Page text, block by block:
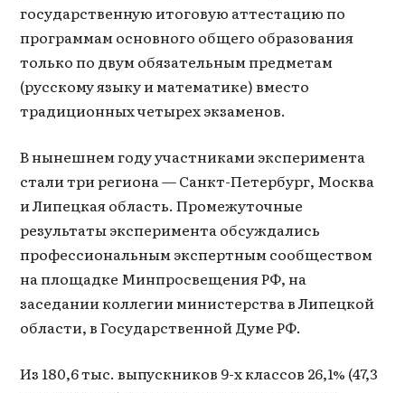
государственную итоговую аттестацию по
программам основного общего образования
только по двум обязательным предметам
(русскому языку и математике) вместо
традиционных четырех экзаменов.
В нынешнем году участниками эксперимента
стали три региона — Санкт-Петербург, Москва
и Липецкая область. Промежуточные
результаты эксперимента обсуждались
профессиональным экспертным сообществом
на площадке Минпросвещения РФ, на
заседании коллегии министерства в Липецкой
области, в Государственной Думе РФ.
Из 180,6 тыс. выпускников 9-х классов 26,1% (47,3